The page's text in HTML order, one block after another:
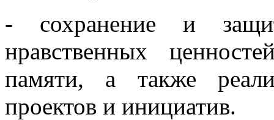
- сохранение и
нравственных
памяти, а также
проектов и инициатив.